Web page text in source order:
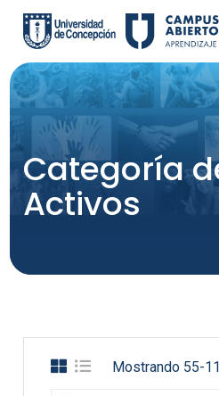
Skip
content
Categoría
Activos
Mostrando 55-